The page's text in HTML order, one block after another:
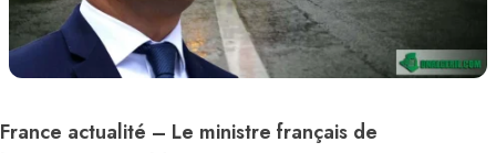
France actualité – Le ministre français de